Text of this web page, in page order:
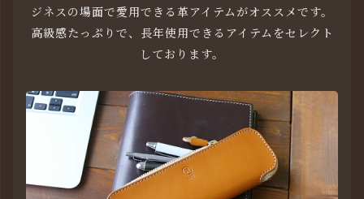
ジネスの場面で愛用できる革アイテムがオススメです。
高級感たっぷりで、長年使用できるアイテムをセレクト
しております。